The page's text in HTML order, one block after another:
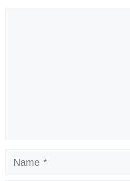
Name